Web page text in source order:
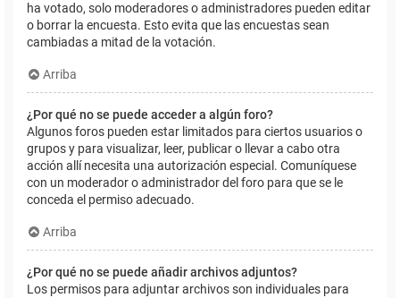
ha votado, solo moderadores o administradores pueden editar
o borrar la encuesta. Esto evita que las encuestas sean
cambiadas a mitad de la votación.
Arriba
¿Por qué no se puede acceder a algún foro?
Algunos foros pueden estar limitados para ciertos usuarios o
grupos y para visualizar, leer, publicar o llevar a cabo otra
acción allí necesita una autorización especial. Comuníquese
con un moderador o administrador del foro para que se le
conceda el permiso adecuado.
Arriba
¿Por qué no se puede añadir archivos adjuntos?
Los permisos para adjuntar archivos son individuales para